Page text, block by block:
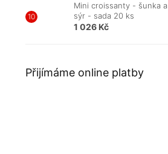
Mini croissanty - šunka a
sýr - sada 20 ks
1 026 Kč
Přijímáme online platby